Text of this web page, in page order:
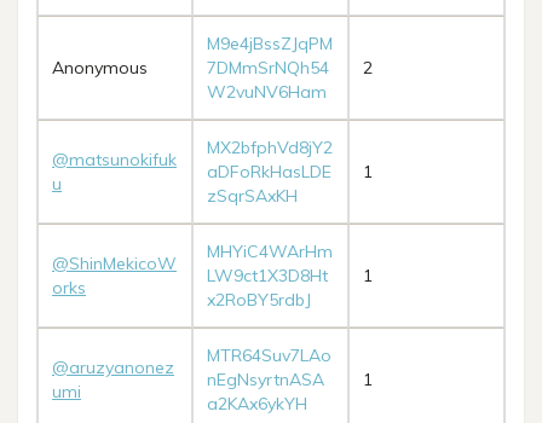
Anonymous
M9e4jBssZJqPM
7DMmSrNQh54
W2vuNV6Ham
2
@matsunokifuk
u
MX2bfphVd8jY2
aDFoRkHasLDE
zSqrSAxKH
1
@ShinMekicoW
orks
MHYiC4WArHm
LW9ct1X3D8Ht
x2RoBY5rdbJ
1
@aruzyanonez
umi
MTR64Suv7LAo
nEgNsyrtnASA
a2KAx6ykYH
1